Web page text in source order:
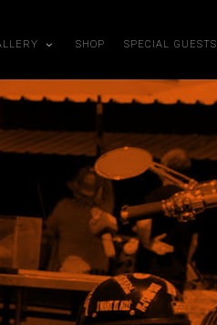
SHOP SPECIAL GUESTS